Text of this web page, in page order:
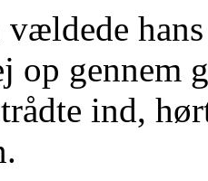
vældede
op gennem
ind,